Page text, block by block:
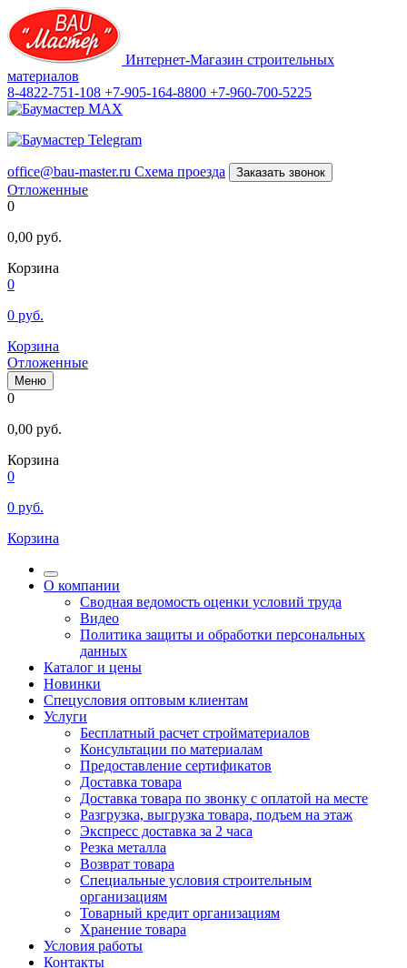
Интернет-Магазин строительных
материалов
8-4822-751-108 +7-905-164-8800 +7-960-700-5225
office@bau-master.ru Схема проезда Заказать звонок
Отложенные
0
0,00 руб.
Корзина
0
0 руб.
Корзина
Отложенные
Меню
0
0,00 руб.
Корзина
0
0 руб.
Корзина
О компании
Сводная ведомость оценки условий труда
Видео
Политика защиты и обработки персональных
данных
Каталог и цены
Новинки
Спецусловия оптовым клиентам
Услуги
Бесплатный расчет стройматериалов
Консультации по материалам
Предоставление сертификатов
Доставка товара
Доставка товара по звонку с оплатой на месте
Разгрузка, выгрузка товара, подъем на этаж
Экспресс доставка за 2 часа
Резка металла
Возврат товара
Специальные условия строительным
организациям
Товарный кредит организациям
Хранение товара
Условия работы
Контакты